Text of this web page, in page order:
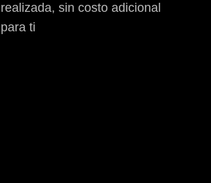
realizada, sin costo adicional
para ti